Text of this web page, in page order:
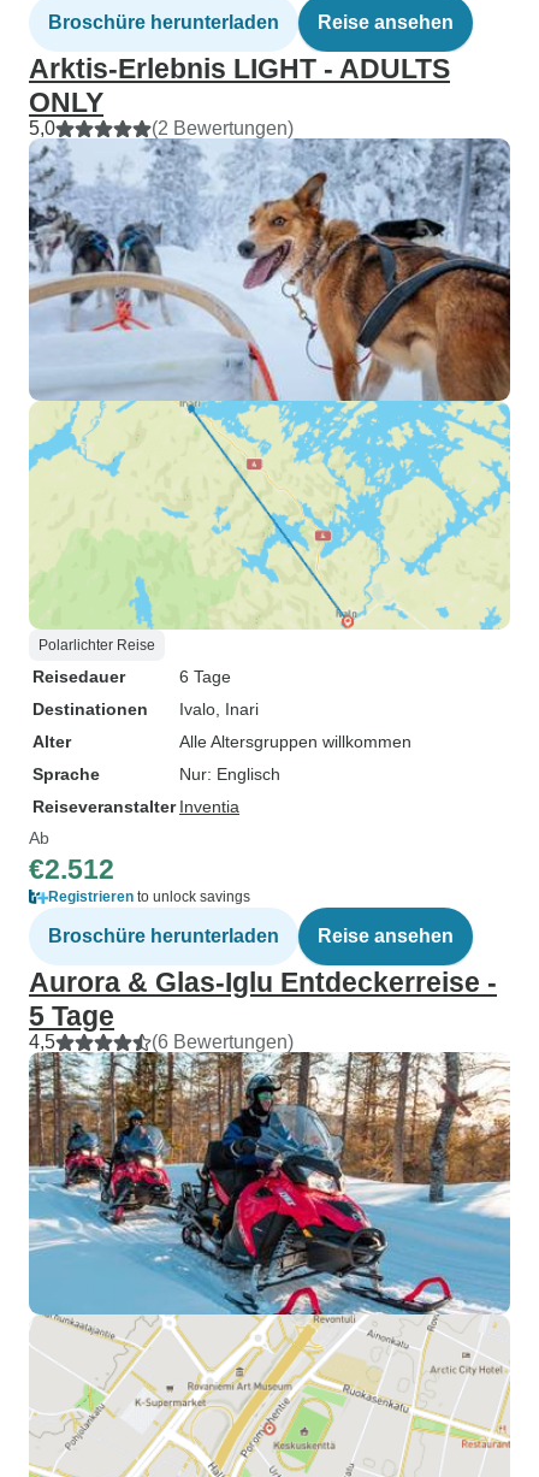
Broschüre herunterladen Reise ansehen
Arktis-Erlebnis LIGHT - ADULTS
ONLY
5,0 (2 Bewertungen)
Polarlichter Reise
Reisedauer
6 Tage
Destinationen
Ivalo , Inari
Alter
Alle Altersgruppen willkommen
Sprache
Nur: Englisch
Reiseveranstalter Inventia
Ab
€2.512
Registrieren to unlock savings
Broschüre herunterladen Reise ansehen
Aurora & Glas-Iglu Entdeckerreise -
5 Tage
4,5 (6 Bewertungen)